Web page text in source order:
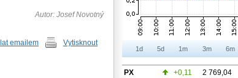
Autor: Josef Novotný
emailem Vytisknout
1d 5d 1m 3m 6m
PX +0,11 2 769,04